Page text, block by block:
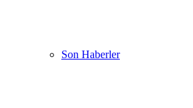
Son Haberler